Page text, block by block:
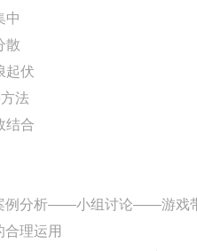
中
散
起伏
法
结合
分析——小组讨论——游戏
理运用